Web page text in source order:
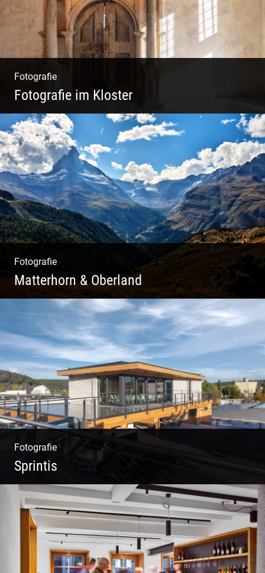
Fotografie
Fotografie im Kloster
Leben im Kloster. Nur anders. Feinste
Architektur(Fotografie)
Fotografie
Matterhorn & Oberland
Impressionen Gornergrat & Berner Oberland
Fotografie
Sprintis
Wer will nicht dort arbeiten?